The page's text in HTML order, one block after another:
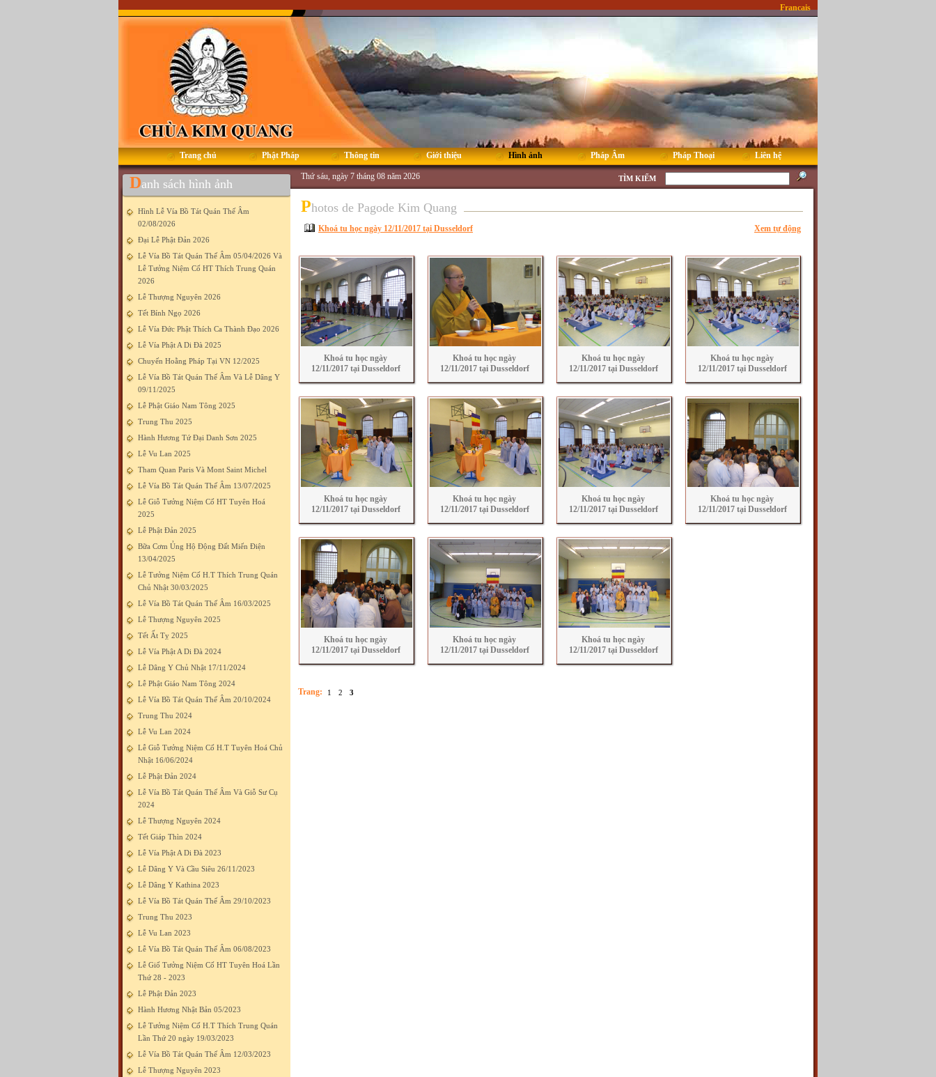
Francais
Trang chủ Phật Pháp Thông tin Giới thiệu Hình ảnh Pháp Âm Pháp Thoại Liên hệ
Danh sách hình ảnh
Hình Lễ Vía Bồ Tát Quán Thế Âm
02/08/2026
Đại Lễ Phật Đản 2026
Lễ Vía Bồ Tát Quán Thế Âm 05/04/2026 Và
Lễ Tưởng Niệm Cố HT Thích Trung Quán
2026
Lễ Thượng Nguyên 2026
Tết Bính Ngọ 2026
Lễ Vía Đức Phật Thích Ca Thành Đạo 2026
Lễ Vía Phật A Di Đà 2025
Chuyến Hoằng Pháp Tại VN 12/2025
Lễ Vía Bồ Tát Quán Thế Âm Và Lễ Dâng Y
09/11/2025
Lễ Phật Giáo Nam Tông 2025
Trung Thu 2025
Hành Hương Tứ Đại Danh Sơn 2025
Lễ Vu Lan 2025
Tham Quan Paris Và Mont Saint Michel
Lễ Vía Bồ Tát Quán Thế Âm 13/07/2025
Lễ Giỗ Tưởng Niệm Cố HT Tuyên Hoá
2025
Lễ Phật Đản 2025
Bữa Cơm Ủng Hộ Động Đất Miến Điện
13/04/2025
Lễ Tưởng Niệm Cố H.T Thích Trung Quán
Chủ Nhật 30/03/2025
Lễ Vía Bồ Tát Quán Thế Âm 16/03/2025
Lễ Thượng Nguyên 2025
Tết Ất Tỵ 2025
Lễ Vía Phật A Di Đà 2024
Lễ Dâng Y Chủ Nhật 17/11/2024
Lễ Phật Giáo Nam Tông 2024
Lễ Vía Bồ Tát Quán Thế Âm 20/10/2024
Trung Thu 2024
Lễ Vu Lan 2024
Lễ Giỗ Tưởng Niệm Cố H.T Tuyên Hoá Chủ
Nhật 16/06/2024
Lễ Phật Đản 2024
Lễ Vía Bồ Tát Quán Thế Âm Và Giỗ Sư Cụ
2024
Lễ Thượng Nguyên 2024
Tết Giáp Thìn 2024
Lễ Vía Phật A Di Đà 2023
Lễ Dâng Y Và Cầu Siêu 26/11/2023
Lễ Dâng Y Kathina 2023
Lễ Vía Bồ Tát Quán Thế Âm 29/10/2023
Trung Thu 2023
Lễ Vu Lan 2023
Lễ Vía Bồ Tát Quán Thế Âm 06/08/2023
Lễ Giố Tưởng Niệm Cố HT Tuyên Hoá Lần
Thứ 28 - 2023
Lễ Phật Đản 2023
Hành Hương Nhật Bản 05/2023
Lễ Tưởng Niệm Cố H.T Thích Trung Quán
Lần Thứ 20 ngày 19/03/2023
Lễ Vía Bồ Tát Quán Thế Âm 12/03/2023
Lễ Thượng Nguyên 2023
Thứ sáu, ngày 7 tháng 08 năm 2026 TÌM KIẾM
Photos de Pagode Kim Quang
Khoá tu học ngày 12/11/2017 tại Dusseldorf Xem tự động
Khoá tu học ngày
12/11/2017 tại Dusseldorf
Khoá tu học ngày
12/11/2017 tại Dusseldorf
Khoá tu học ngày
12/11/2017 tại Dusseldorf
Khoá tu học ngày
12/11/2017 tại Dusseldorf
Khoá tu học ngày
12/11/2017 tại Dusseldorf
Khoá tu học ngày
12/11/2017 tại Dusseldorf
Khoá tu học ngày
12/11/2017 tại Dusseldorf
Khoá tu học ngày
12/11/2017 tại Dusseldorf
Khoá tu học ngày
12/11/2017 tại Dusseldorf
Khoá tu học ngày
12/11/2017 tại Dusseldorf
Khoá tu học ngày
12/11/2017 tại Dusseldorf
Trang: 1 2 3